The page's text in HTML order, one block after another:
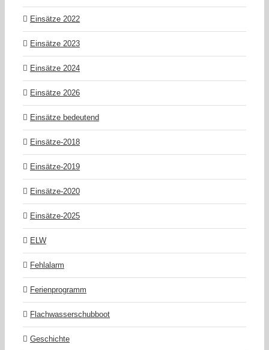
Einsätze 2022
Einsätze 2023
Einsätze 2024
Einsätze 2026
Einsätze bedeutend
Einsätze-2018
Einsätze-2019
Einsätze-2020
Einsätze-2025
ELW
Fehlalarm
Ferienprogramm
Flachwasserschubboot
Geschichte